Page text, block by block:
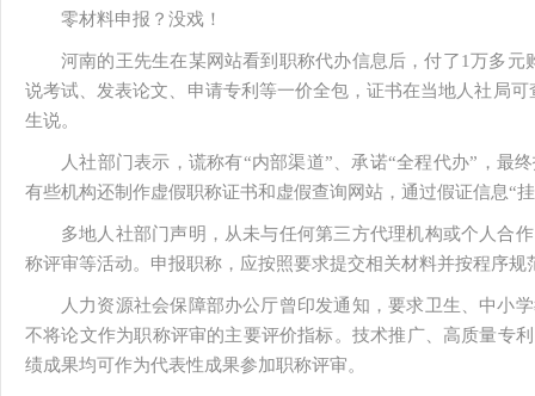
零材料申报？没戏！
河南的王先生在某网站看到职称代办信息后，付了1万多
说考试、发表论文、申请专利等一价全包，证书在当地人社局
生说。
人社部门表示，谎称有“内部渠道”、承诺“全程代办”，最
有些机构还制作虚假职称证书和虚假查询网站，通过假证信息“
多地人社部门声明，从未与任何第三方代理机构或个人合
称评审等活动。申报职称，应按照要求提交相关材料并按程序规
人力资源社会保障部办公厅曾印发通知，要求卫生、中小
不将论文作为职称评审的主要评价指标。技术推广、高质量专
绩成果均可作为代表性成果参加职称评审。